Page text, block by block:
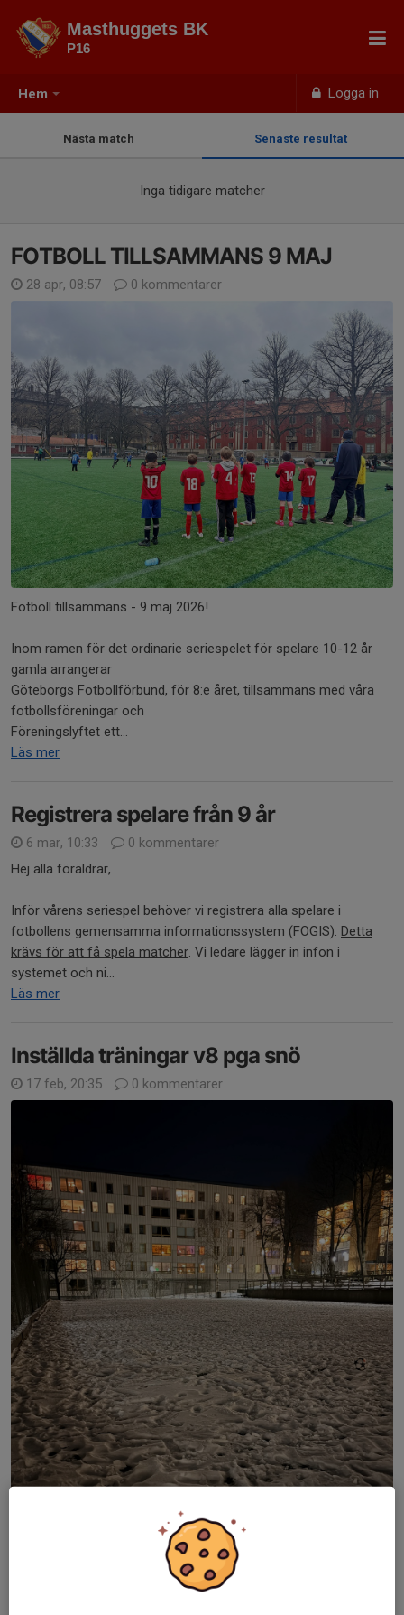
Hem Logga in
Masthuggets BK
P16
Nästa match Senaste resultat
Inga tidigare matcher
FOTBOLL TILLSAMMANS 9 MAJ
28 apr, 08:57 0 kommentarer
Fotboll tillsammans - 9 maj 2026!
Inom ramen för det ordinarie seriespelet för spelare 10-12 år
gamla arrangerar
Göteborgs Fotbollförbund, för 8:e året, tillsammans med våra
fotbollsföreningar och
Föreningslyftet ett...
Läs mer
Registrera spelare från 9 år
6 mar, 10:33
0 kommentarer
Hej alla föräldrar,
Inför vårens seriespel behöver vi registrera alla spelare i
fotbollens gemensamma informationssystem (FOGIS). Detta
krävs för att få spela matcher. Vi ledare lägger in infon i
systemet och ni...
Läs mer
Inställda träningar v8 pga snö
17 feb, 20:35 0 kommentarer